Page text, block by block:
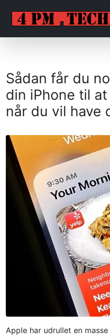
Sådan får du
din iPhone til
når du vil have
Apple har udrullet en